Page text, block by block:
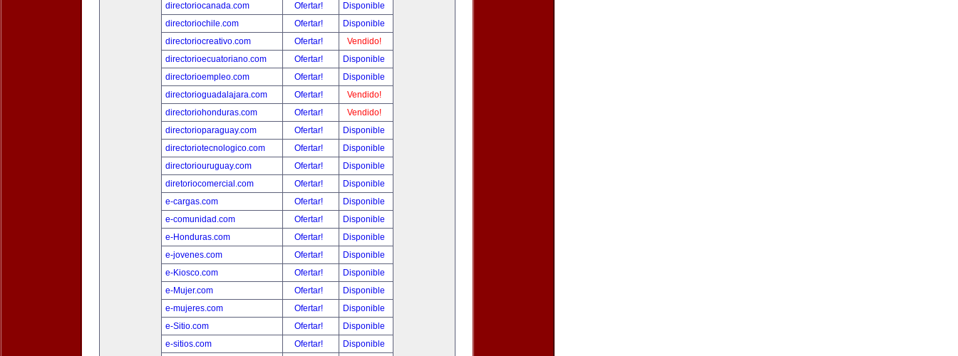
directoriocanada.com
Ofertar!
Disponible
directoriochile.com
Ofertar!
Disponible
directoriocreativo.com
Ofertar!
Vendido!
directorioecuatoriano.com
Ofertar!
Disponible
directorioempleo.com
Ofertar!
Disponible
directorioguadalajara.com
Ofertar!
Vendido!
directoriohonduras.com
Ofertar!
Vendido!
directorioparaguay.com
Ofertar!
Disponible
directoriotecnologico.com
Ofertar!
Disponible
directoriouruguay.com
Ofertar!
Disponible
diretoriocomercial.com
Ofertar!
Disponible
e-cargas.com
Ofertar!
Disponible
e-comunidad.com
Ofertar!
Disponible
e-Honduras.com
Ofertar!
Disponible
e-jovenes.com
Ofertar!
Disponible
e-Kiosco.com
Ofertar!
Disponible
e-Mujer.com
Ofertar!
Disponible
e-mujeres.com
Ofertar!
Disponible
e-Sitio.com
Ofertar!
Disponible
e-sitios.com
Ofertar!
Disponible